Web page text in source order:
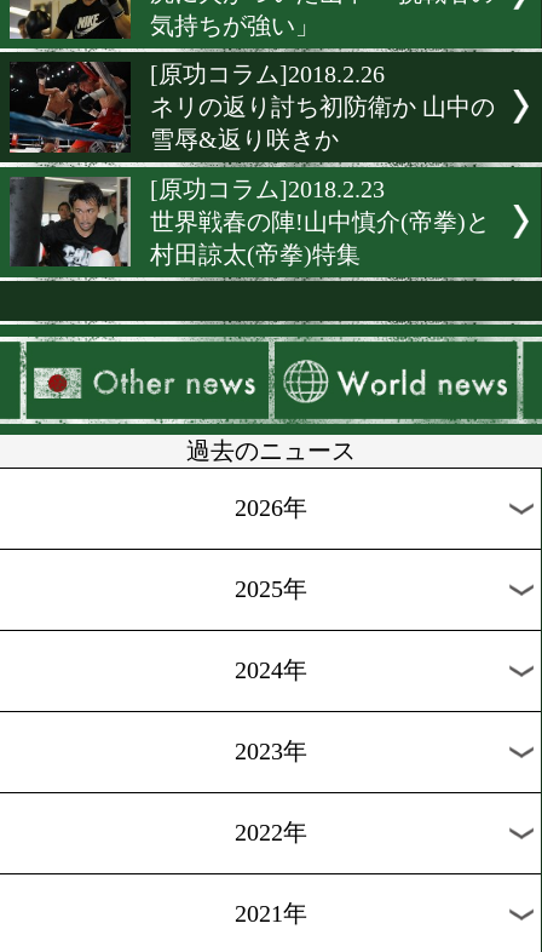
距離を巡る攻防がカギ
[原功コラム]2018.2.28
米国で食料調達のネリ 「
準備をする」
[原功コラム]2018.2.27
尻に火がついた山中 「挑
気持ちが強い」
[原功コラム]2018.2.26
ネリの返り討ち初防衛か
雪辱&返り咲きか
[原功コラム]2018.2.23
世界戦春の陣!山中慎介(帝
村田諒太(帝拳)特集
過去のニュース
2026年